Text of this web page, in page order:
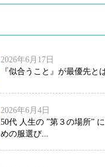
2026年6月17日
『似合うこと』が最優先と
2026年6月4日
50代 人生の ”第３の場所”
めの服選び...